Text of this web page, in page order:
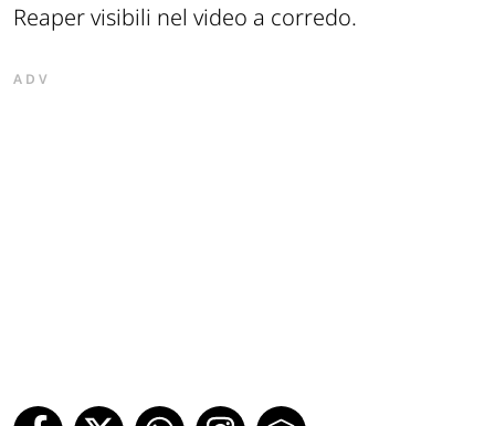
Reaper visibili nel video a corredo.
ADV